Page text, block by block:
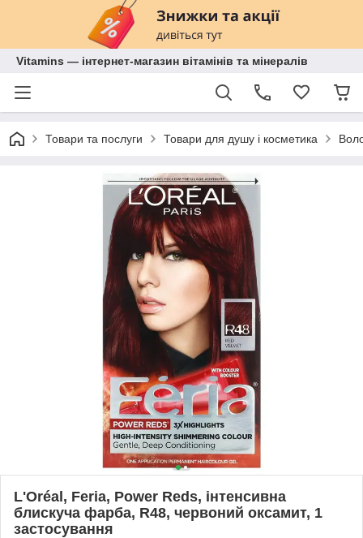
Vitamins — інтернет-магазин вітамінів та мінералів
Товари та послуги Товари для душу і косметика
L'Oréal, Feria, Power Reds, інтенсивна
блискуча фарба, R48, червоний оксамит, 1
застосування